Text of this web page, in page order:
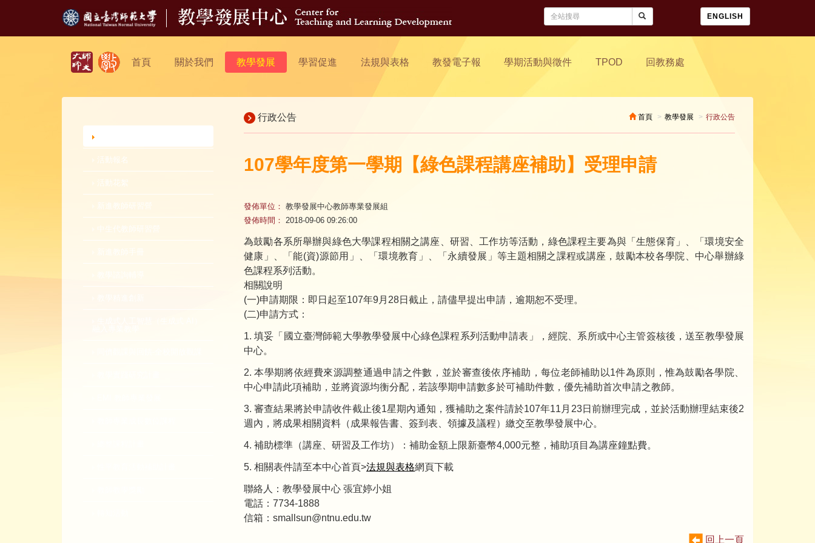
ENGLISH
首頁 關於我們 教學發展 學習促進 法規與表格 教發電子報 學期活動與徵件 TPOD 回教務處
活動報名
活動花絮
新進教師研習營
中生代教師研習營
行政公告 首頁 教學發展 行政公告
107學年度第一學期【綠色課程講座補助】受理申請
發佈單位： 教學發展中心教師專業發展組
發佈時間： 2018-09-06 09:26:00
為鼓勵各系所舉辦與綠色大學課程相關之講座、研習、工作坊等活動，綠色課程主要為與「生態保育」、「環境安全
健康」、「能(資)源節用」、「環境教育」、「永續發展」等主題相關之課程或講座，鼓勵本校各學院、中心舉辦綠
色課程系列活動。
相關說明
(一)申請期限：即日起至107年9月28日截止，請儘早提出申請，逾期恕不受理。
(二)申請方式：
1. 填妥「國立臺灣師範大學教學發展中心綠色課程系列活動申請表」，經院、系所或中心主管簽核後，送至教學發展
中心。
2. 本學期將依經費來源調整通過申請之件數，並於審查後依序補助，每位老師補助以1件為原則，惟為鼓勵各學院、
中心申請此項補助，並將資源均衡分配，若該學期申請數多於可補助件數，優先補助首次申請之教師。
3. 審查結果將於申請收件截止後1星期內通知，獲補助之案件請於107年11月23日前辦理完成，並於活動辦理結束後2
週內，將成果相關資料（成果報告書、簽到表、領據及議程）繳交至教學發展中心。
4. 補助標準（講座、研習及工作坊）：補助金額上限新臺幣4,000元整，補助項目為講座鐘點費。
5. 相關表件請至本中心首頁>法規與表格網頁下載
聯絡人：教學發展中心 張宜婷小姐
電話：7734-1888
信箱：smallsun@ntnu.edu.tw
回上一頁